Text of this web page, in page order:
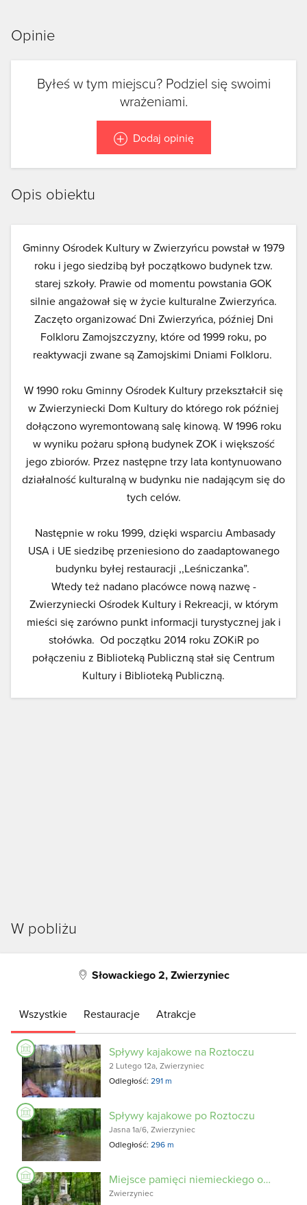
Opinie
Byłeś w tym miejscu? Podziel się swoimi
wrażeniami.
Dodaj opinię
Opis obiektu
Gminny Ośrodek Kultury w Zwierzyńcu powstał w 1979
roku i jego siedzibą był początkowo budynek tzw.
starej szkoły. Prawie od momentu powstania GOK
silnie angażował się w życie kulturalne Zwierzyńca.
Zaczęto organizować Dni Zwierzyńca, później Dni
Folkloru Zamojszczyzny, które od 1999 roku, po
reaktywacji zwane są Zamojskimi Dniami Folkloru.
W 1990 roku Gminny Ośrodek Kultury przekształcił się
w Zwierzyniecki Dom Kultury do którego rok później
dołączono wyremontowaną salę kinową. W 1996 roku
w wyniku pożaru spłoną budynek ZOK i większość
jego zbiorów. Przez następne trzy lata kontynuowano
działalność kulturalną w budynku nie nadającym się do
tych celów.
Następnie w roku 1999, dzięki wsparciu Ambasady
USA i UE siedzibę przeniesiono do zaadaptowanego
budynku byłej restauracji ,,Leśniczanka”.
Wtedy też nadano placówce nową nazwę -
Zwierzyniecki Ośrodek Kultury i Rekreacji, w którym
mieści się zarówno punkt informacji turystycznej jak i
stołówka. Od początku 2014 roku ZOKiR po
połączeniu z Biblioteką Publiczną stał się Centrum
Kultury i Biblioteką Publiczną.
W pobliżu
Słowackiego 2, Zwierzyniec
Wszystkie Restauracje Atrakcje
Spływy kajakowe na Roztoczu
2 Lutego 12a, Zwierzyniec
Odległość:291 m
Spływy kajakowe po Roztoczu
Jasna 1a/6, Zwierzyniec
Odległość:296 m
Miejsce pamięci niemieckiego obozu przejściowego
Zwierzyniec